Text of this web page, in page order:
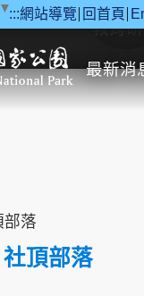
:::網站導覽 回首頁
▼
最新消
教育
社頂部落